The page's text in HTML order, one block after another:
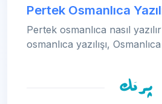
Pertek Osmanlıca
Pertek osmanlıca nasıl
osmanlıca yazılışı,
پرتك